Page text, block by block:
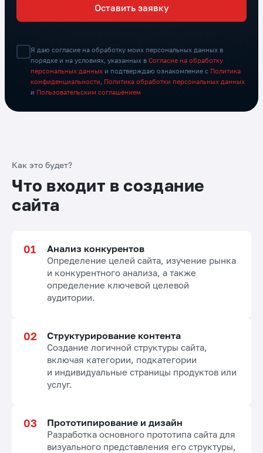
Оставить заявку
Я даю согласие на обработку моих персональных данных в
порядке и на условиях, указанных в Согласие на обработку
персональных данных и подтверждаю ознакомление с Политика
конфиденциальности
Политика обработки персональных данных
и Пользовательским соглашением
Как это будет?
Что входит в создание
сайта
Анализ конкурентов
Определение целей сайта, изучение рынка
и конкурентного анализа, а также
определение ключевой целевой
аудитории.
Структурирование контента
Создание логичной структуры сайта,
включая категории, подкатегории
и индивидуальные страницы продуктов или
услуг.
Прототипирование и дизайн
Разработка основного прототипа сайта для
визуального представления его структуры,